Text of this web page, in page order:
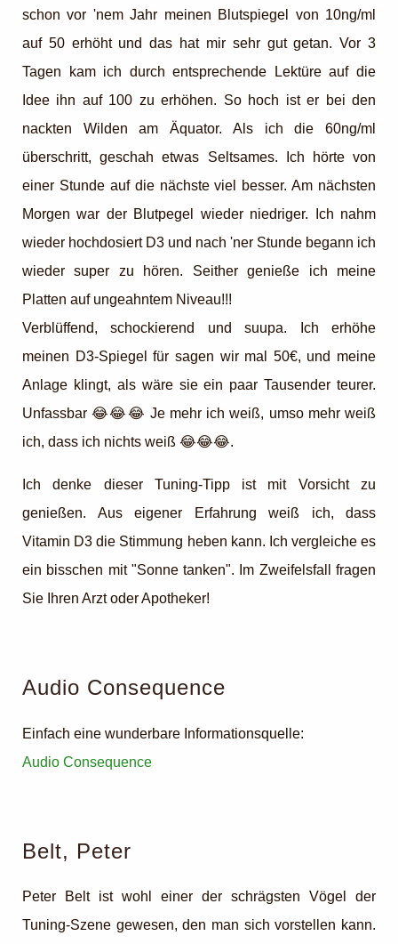
schon vor 'nem Jahr meinen Blutspiegel von 10ng/ml
auf 50 erhöht und das hat mir sehr gut getan. Vor 3
Tagen kam ich durch entsprechende Lektüre auf die
Idee ihn auf 100 zu erhöhen. So hoch ist er bei den
nackten Wilden am Äquator. Als ich die 60ng/ml
überschritt, geschah etwas Seltsames. Ich hörte von
einer Stunde auf die nächste viel besser. Am nächsten
Morgen war der Blutpegel wieder niedriger. Ich nahm
wieder hochdosiert D3 und nach 'ner Stunde begann ich
wieder super zu hören. Seither genieße ich meine
Platten auf ungeahntem Niveau!!!
Verblüffend, schockierend und suupa. Ich erhöhe
meinen D3-Spiegel für sagen wir mal 50€, und meine
Anlage klingt, als wäre sie ein paar Tausender teurer.
Unfassbar 😂😂😂 Je mehr ich weiß, umso mehr weiß
ich, dass ich nichts weiß 😂😂😂.
Ich denke dieser Tuning-Tipp ist mit Vorsicht zu
genießen. Aus eigener Erfahrung weiß ich, dass
Vitamin D3 die Stimmung heben kann. Ich vergleiche es
ein bisschen mit "Sonne tanken". Im Zweifelsfall fragen
Sie Ihren Arzt oder Apotheker!
Audio Consequence
Einfach eine wunderbare Informationsquelle:
Audio Consequence
Belt, Peter
Peter Belt ist wohl einer der schrägsten Vögel der
Tuning-Szene gewesen, den man sich vorstellen kann.